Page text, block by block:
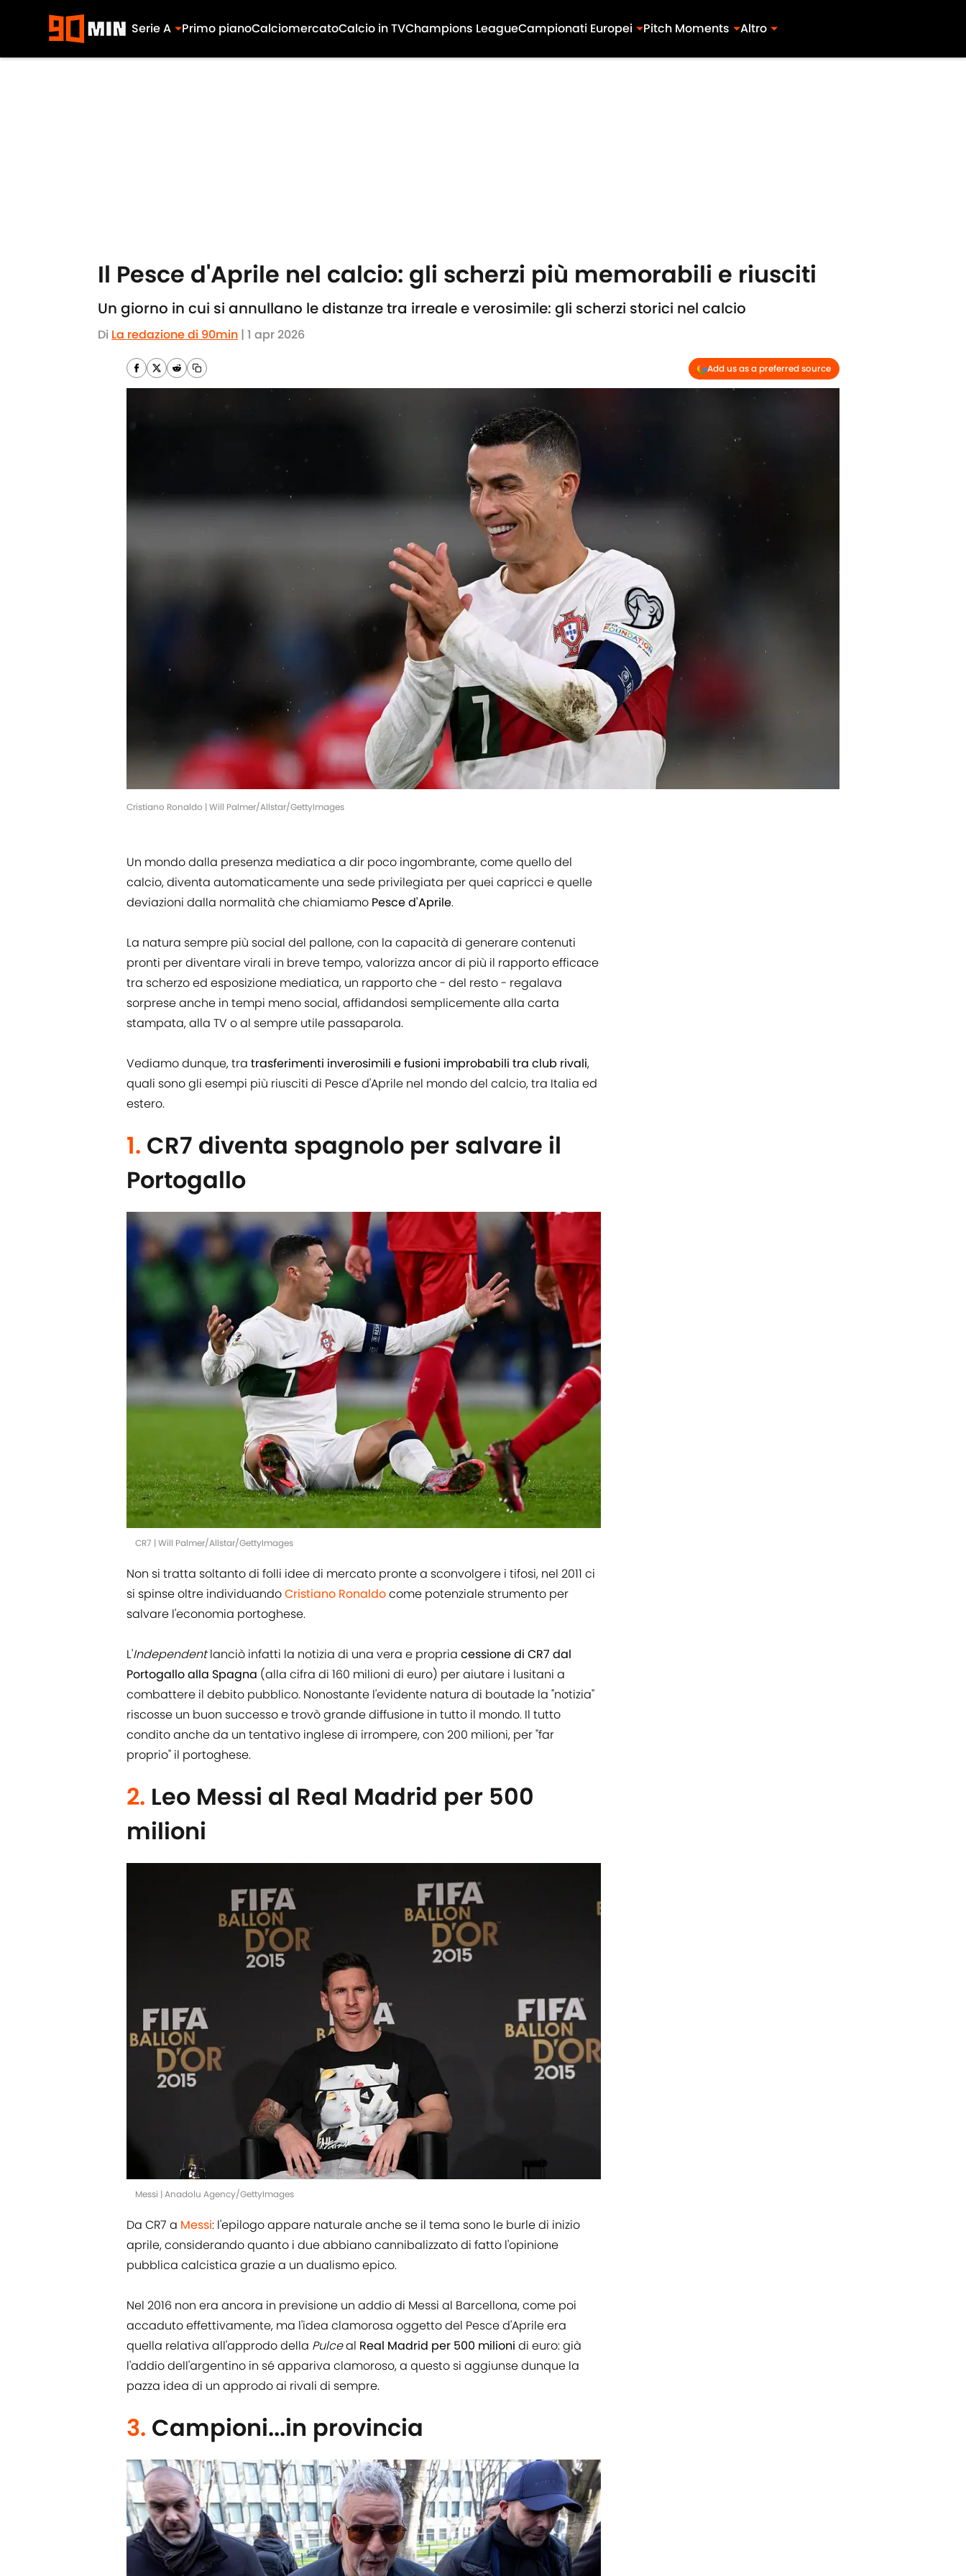
Serie A Primo pianoCalciomercatoCalcio in TVChampions LeagueCampionati Europei Pitch Moments Altro
Il Pesce d'Aprile nel calcio: gli scherzi più memorabili e riusciti
Un giorno in cui si annullano le distanze tra irreale e verosimile: gli scherzi storici nel calcio
Di La redazione di 90min | 1 apr 2026
Add us as a preferred source
Cristiano Ronaldo | Will Palmer/Allstar/GettyImages
Un mondo dalla presenza mediatica a dir poco ingombrante, come quello del
calcio, diventa automaticamente una sede privilegiata per quei capricci e quelle
deviazioni dalla normalità che chiamiamo Pesce d'Aprile.
La natura sempre più social del pallone, con la capacità di generare contenuti
pronti per diventare virali in breve tempo, valorizza ancor di più il rapporto efficace
tra scherzo ed esposizione mediatica, un rapporto che - del resto - regalava
sorprese anche in tempi meno social, affidandosi semplicemente alla carta
stampata, alla TV o al sempre utile passaparola.
Vediamo dunque, tra trasferimenti inverosimili e fusioni improbabili tra club rivali,
quali sono gli esempi più riusciti di Pesce d'Aprile nel mondo del calcio, tra Italia ed
estero.
1. CR7 diventa spagnolo per salvare il
Portogallo
CR7 | Will Palmer/Allstar/GettyImages
Non si tratta soltanto di folli idee di mercato pronte a sconvolgere i tifosi, nel 2011 ci
si spinse oltre individuandoCristiano Ronaldocome potenziale strumento per
salvare l'economia portoghese.
L'Independentlanciò infatti la notizia di una vera e propria cessione di CR7 dal
Portogallo alla Spagna (alla cifra di 160 milioni di euro) per aiutare i lusitani a
combattere il debito pubblico. Nonostante l'evidente natura di boutade la "notizia"
riscosse un buon successo e trovò grande diffusione in tutto il mondo. Il tutto
condito anche da un tentativo inglese di irrompere, con 200 milioni, per "far
proprio" il portoghese.
2. Leo Messi al Real Madrid per 500
milioni
Messi | Anadolu Agency/GettyImages
Da CR7 a Messi: l'epilogo appare naturale anche se il tema sono le burle di inizio
aprile, considerando quanto i due abbiano cannibalizzato di fatto l'opinione
pubblica calcistica grazie a un dualismo epico.
Nel 2016 non era ancora in previsione un addio di Messi al Barcellona, come poi
accaduto effettivamente, ma l'idea clamorosa oggetto del Pesce d'Aprile era
quella relativa all'approdo della Pulceal Real Madrid per 500 milioni di euro: già
l'addio dell'argentino in sé appariva clamoroso, a questo si aggiunse dunque la
pazza idea di un approdo ai rivali di sempre.
3. Campioni...in provincia